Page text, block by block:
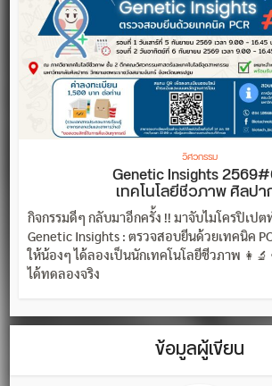
วิศวกรรม
Genetic Insights
เทคโนโลยีชีวภาพ ศิลป
กิจกรรมดีๆ กลับมาอีกครั้ง !! มาจับไมโครปิเปต
Genetic Insights : ตรวจสอบยีนด้วยเทคนิค
ให้น้องๆ ได้ลองเป็นนักเทคโนโลยีชีวภาพ
ได้ทดลองจริง
ข้อมูลผู้เขียน